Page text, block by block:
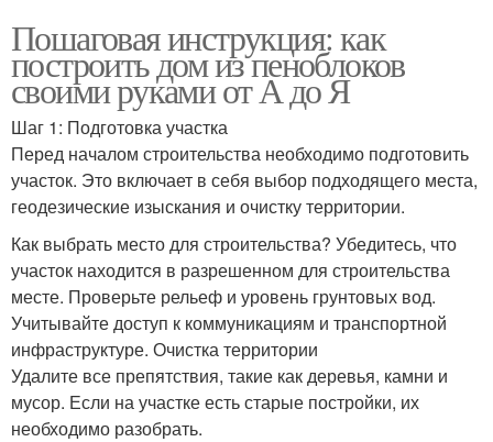
Пошаговая инструкция: как
построить дом из пеноблоков
своими руками от А до Я
Шаг 1: Подготовка участка
Перед началом строительства необходимо подготовить
участок. Это включает в себя выбор подходящего места,
геодезические изыскания и очистку территории.
Как выбрать место для строительства? Убедитесь, что
участок находится в разрешенном для строительства
месте. Проверьте рельеф и уровень грунтовых вод.
Учитывайте доступ к коммуникациям и транспортной
инфраструктуре. Очистка территории
Удалите все препятствия, такие как деревья, камни и
мусор. Если на участке есть старые постройки, их
необходимо разобрать.